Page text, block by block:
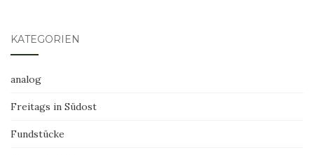
KATEGORIEN
analog
Freitags in Südost
Fundstücke